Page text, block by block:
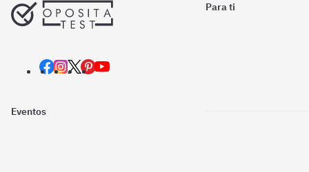
Para ti
Eventos